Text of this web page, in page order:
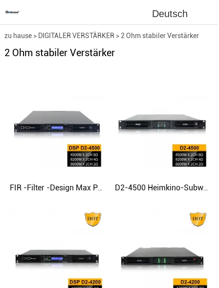
Deutsch
zu hause> DIGITALER VERSTÄRKER > 2 Ohm stabiler Verstärker
2 Ohm stabiler Verstärker